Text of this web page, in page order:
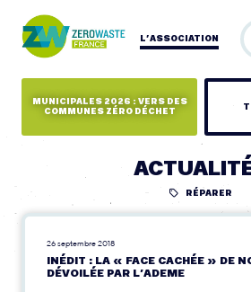
L’ASSOCIATION
MUNICIPALES 2026 : VERS DES
COMMUNES ZÉRO DÉCHET
RÉPARER
26 septembre 2018
INÉDIT : LA « FACE CACHÉE » DE
DÉVOILÉE PAR L’ADEME